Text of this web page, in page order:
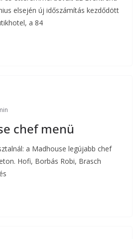
elsején új időszámítás kezdődött
a 84
chef menü
a Madhouse legújabb chef
Hofi, Borbás Robi, Brasch